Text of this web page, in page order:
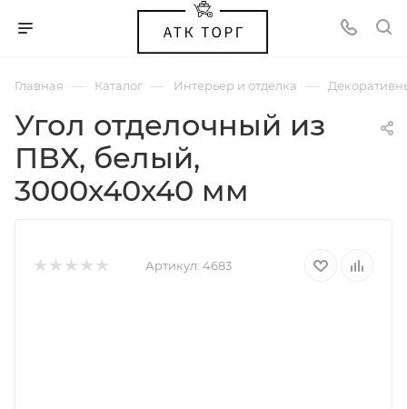
Главная — Каталог — Интерьер и отделка —
Угол отделочный из
ПВХ, белый,
3000х40х40 мм
Артикул: 4683